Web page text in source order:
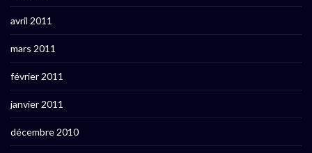
avril 2011
mars 2011
février 2011
janvier 2011
décembre 2010